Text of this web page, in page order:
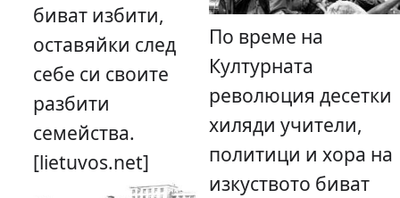
биват избити,
оставяйки след
себе си своите
разбити
семейства.
[lietuvos.net]
По време на
Културната
революция десетки
хиляди учители,
политици и хора на
изкуството биват